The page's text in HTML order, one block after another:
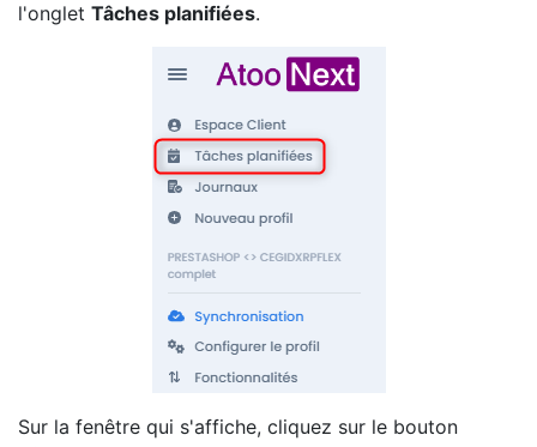
l'onglet Tâches planifiées.
Sur la fenêtre qui s'affiche, cliquez sur le bouton